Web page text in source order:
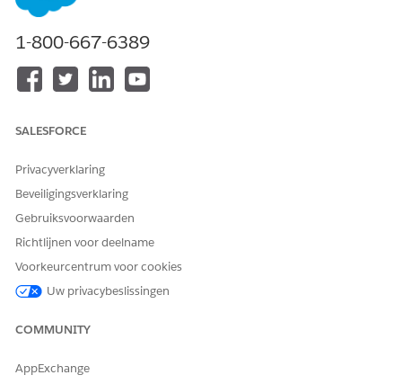
Voordat u AI Knowledge Translations instelt, zorgt u ervoor
dat uw Knowledge base meerdere talen ondersteunt en stelt
u de specifieke talen in die u gebruikt.
Knowledge Translation ondersteunt 75 talen en omgevingen.
inschakelen in.
Schakel in Real-time vertalingen de schakelaar
Article Translate
Klik in de sectie Knowledge Fields to Translate (Te vertalen
Knowledge velden) op Bewerken en selecteer de velden
voor een Knowledge object dat u wilt vertalen.
1-800-667-6389
SALESFORCE
Privacyverklaring
Beveiligingsverklaring
Gebruiksvoorwaarden
Richtlijnen voor deelname
Voorkeurcentrum voor cookies
Uw privacybeslissingen
COMMUNITY
AppExchange